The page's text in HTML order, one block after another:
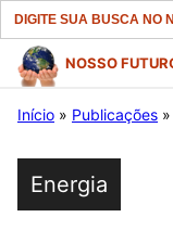
Search
for:
Pular
para
conteúdo
NOSSO
Início » Publicações »
Energia